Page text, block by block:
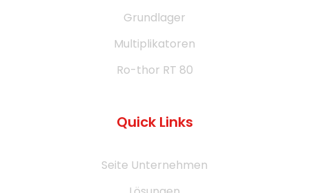
Grundlager
Multiplikatoren
Ro-thor RT 80
Quick Links
Seite Unternehmen